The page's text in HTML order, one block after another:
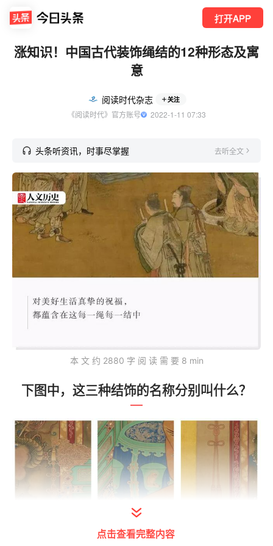
打开APP
涨知识！中国古代装饰绳结的12种形态及寓
意
阅读时代杂志 关注
《阅读时代》官方账号
  2022-1-11 07:33
头条听资讯，时事尽掌握 去听全文
本 文 约 2880 字 阅 读 需 要 8 min
下图中，这三种结饰的名称分别叫什么？
点击查看完整内容